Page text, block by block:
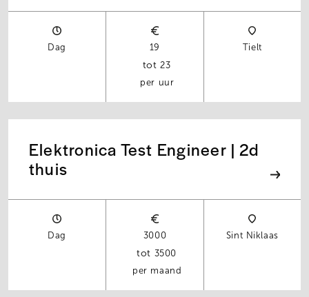
Dag
19
23
per uur
Tielt
Elektronica Test Engineer | 2d
thuis
Dag
3000
3500
per maand
Sint Niklaas